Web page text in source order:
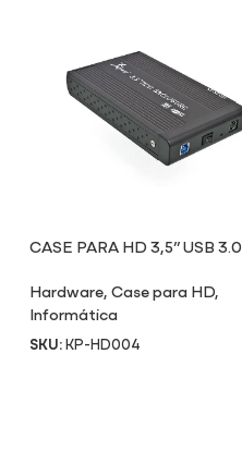
CASE PARA HD 3,5” USB 3.0
Hardware,Case para HD,
Informática
SKU:KP-HD004